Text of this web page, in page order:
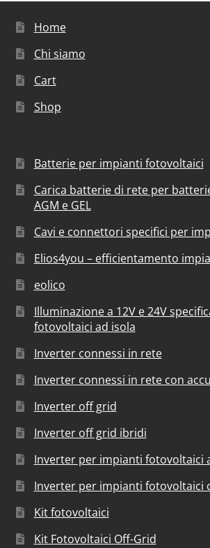
Home
Chi siamo
Cart
Shop
Batterie per impianti fotovoltaici
Carica batterie di rete per
AGM e GEL
Cavi e connettori specifici per
Elios4you – efficientamento
eolico
Illuminazione a 12V e 24V
fotovoltaici ad isola
Inverter connessi in rete
Inverter connessi in rete con
Inverter off grid
Inverter off grid ibridi
Inverter per impianti fotovoltaici
Inverter per impianti fotovoltaici
Kit fotovoltaici
Kit Fotovoltaici Off-Grid